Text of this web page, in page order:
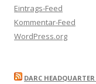
Eintrags-Feed
Kommentar-Feed
WordPress.org
DARC HEADQUARTER